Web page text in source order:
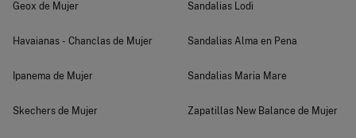
Geox de Mujer
Havaianas - Chanclas de Mujer
Ipanema de Mujer
Skechers de Mujer
Sandalias Lodi
Sandalias Alma en Pena
Sandalias Maria Mare
Zapatillas New Balance de Mujer